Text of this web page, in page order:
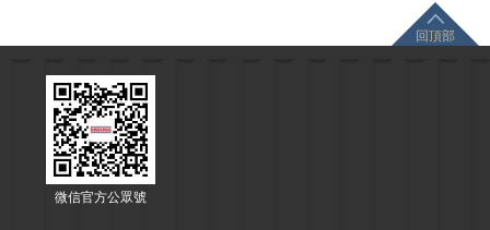
回頂部
微信官方公眾號